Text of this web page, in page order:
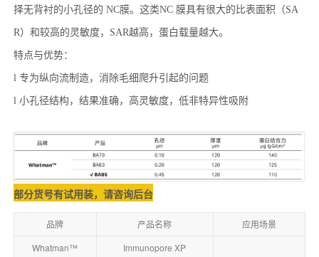
择无背衬的小孔径的 NC膜。这类NC 膜具有很大的比表面积（SA
R）和较高的灵敏度，SAR越高，蛋白载量越大。
特点与优势：
l 专为纵向流制造，消除毛细爬升引起的问题
l 小孔径结构，结果准确，高灵敏度，低非特异性吸附
部分货号有试用装，请咨询后台
品牌 产品名称
应用场景
Whatman™
Immunopore XP